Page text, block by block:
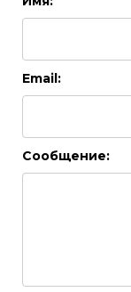
Email:
Сообщение: